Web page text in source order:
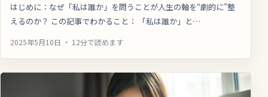
はじめに：なぜ「私は誰か」を問うことが人生の軸を“劇的に”整
えるのか？ この記事でわかること： 「私は誰か」と…
2025年5月10日 ・ 12分で読めます